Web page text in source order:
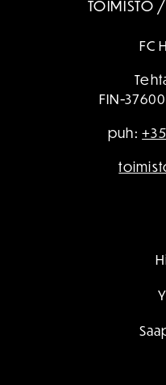
TOIMISTO
FC
FIN-
puh: